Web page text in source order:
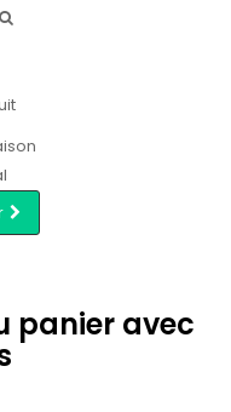
panier avec